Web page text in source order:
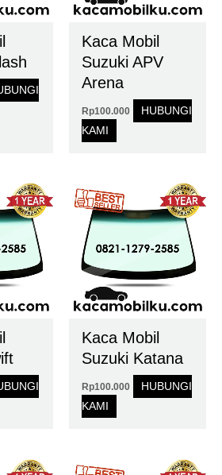
Kaca Mobil
Suzuki APV
Arena
Rp100.000
HUBUNGI
KAMI
Kaca Mobil
Suzuki Katana
Rp100.000
HUBUNGI
KAMI